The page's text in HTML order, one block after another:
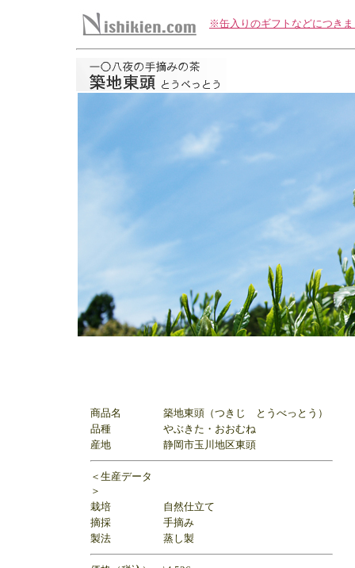
※缶入りのギフトなどにつき
商品名
築地東頭（つきじ とうべっとう）
品種
やぶきた・おおむね
産地
静岡市玉川地区東頭
＜生産データ
＞
栽培
自然仕立て
摘採
手摘み
製法
蒸し製